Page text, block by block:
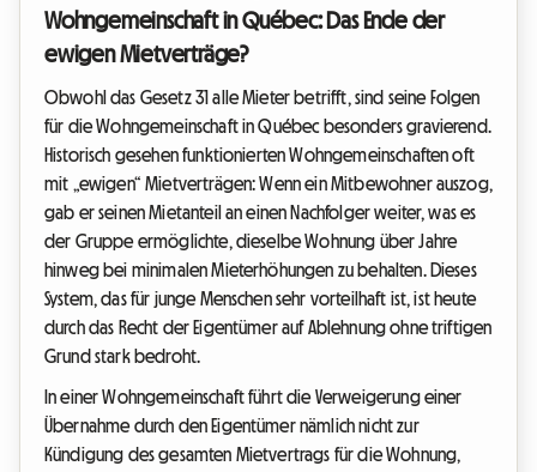
Wohngemeinschaft in Québec: Das Ende der
ewigen Mietverträge?
Obwohl das Gesetz 31 alle Mieter betrifft, sind seine Folgen
für die Wohngemeinschaft in Québec besonders gravierend.
Historisch gesehen funktionierten Wohngemeinschaften oft
mit „ewigen“ Mietverträgen: Wenn ein Mitbewohner auszog,
gab er seinen Mietanteil an einen Nachfolger weiter, was es
der Gruppe ermöglichte, dieselbe Wohnung über Jahre
hinweg bei minimalen Mieterhöhungen zu behalten. Dieses
System, das für junge Menschen sehr vorteilhaft ist, ist heute
durch das Recht der Eigentümer auf Ablehnung ohne triftigen
Grund stark bedroht.
In einer Wohngemeinschaft führt die Verweigerung einer
Übernahme durch den Eigentümer nämlich nicht zur
Kündigung des gesamten Mietvertrags für die Wohnung,